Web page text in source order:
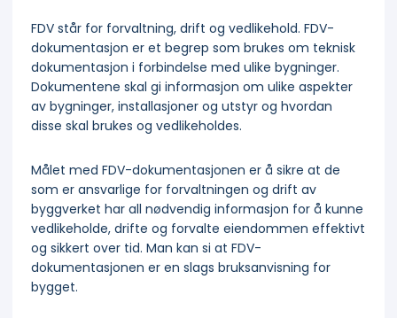
FDV står for forvaltning, drift og vedlikehold. FDV-
dokumentasjon er et begrep som brukes om teknisk
dokumentasjon i forbindelse med ulike bygninger.
Dokumentene skal gi informasjon om ulike aspekter
av bygninger, installasjoner og utstyr og hvordan
disse skal brukes og vedlikeholdes.
Målet med FDV-dokumentasjonen er å sikre at de
som er ansvarlige for forvaltningen og drift av
byggverket har all nødvendig informasjon for å kunne
vedlikeholde, drifte og forvalte eiendommen effektivt
og sikkert over tid. Man kan si at FDV-
dokumentasjonen er en slags bruksanvisning for
bygget.